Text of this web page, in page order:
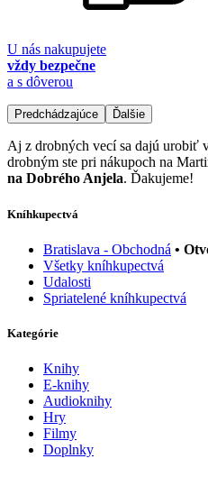
U nás nakupujete
vždy bezpečne
a s dôverou
Predchádzajúce Ďalšie
Aj z drobných vecí sa dajú urobiť
drobným ste pri nákupoch na
na Dobrého Anjela. Ďakujeme!
Kníhkupectvá
Bratislava - Obchodná •
Všetky kníhkupectvá
Udalosti
Spriatelené kníhkupectvá
Kategórie
Knihy
E-knihy
Audioknihy
Hry
Filmy
Doplnky